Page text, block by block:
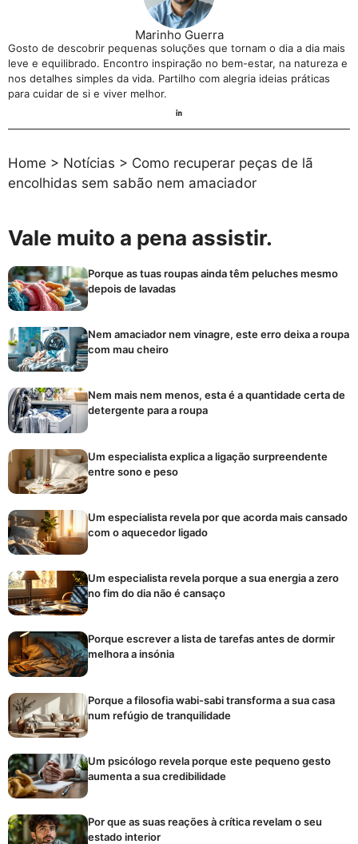
Marinho Guerra
Gosto de descobrir pequenas soluções que tornam o dia a dia mais
leve e equilibrado. Encontro inspiração no bem-estar, na natureza e
nos detalhes simples da vida. Partilho com alegria ideias práticas
para cuidar de si e viver melhor.
Home > Notícias > Como recuperar peças de lã
encolhidas sem sabão nem amaciador
Vale muito a pena assistir.
Porque as tuas roupas ainda têm peluches mesmo
depois de lavadas
Nem amaciador nem vinagre, este erro deixa a roupa
com mau cheiro
Nem mais nem menos, esta é a quantidade certa de
detergente para a roupa
Um especialista explica a ligação surpreendente
entre sono e peso
Um especialista revela por que acorda mais cansado
com o aquecedor ligado
Um especialista revela porque a sua energia a zero
no fim do dia não é cansaço
Porque escrever a lista de tarefas antes de dormir
melhora a insónia
Porque a filosofia wabi-sabi transforma a sua casa
num refúgio de tranquilidade
Um psicólogo revela porque este pequeno gesto
aumenta a sua credibilidade
Por que as suas reações à crítica revelam o seu
estado interior